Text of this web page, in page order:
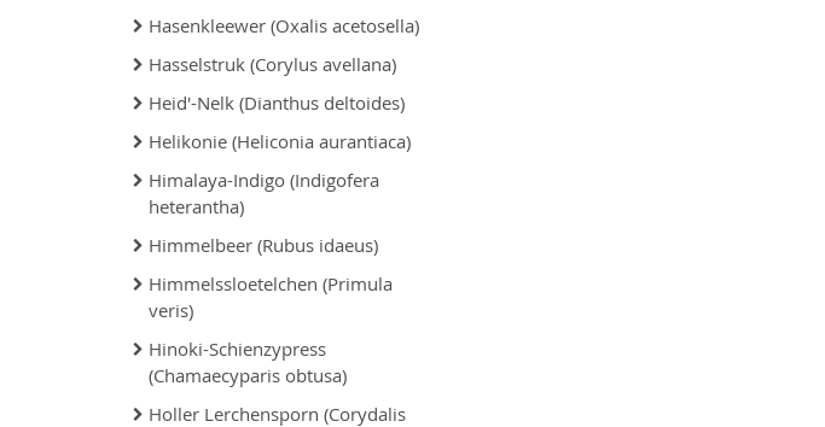
Hasenkleewer (Oxalis acetosella)
Hasselstruk (Corylus avellana)
Heid'-Nelk (Dianthus deltoides)
Helikonie (Heliconia aurantiaca)
Himalaya-Indigo (Indigofera
heterantha)
Himmelbeer (Rubus idaeus)
Himmelssloetelchen (Primula
veris)
Hinoki-Schienzypress
(Chamaecyparis obtusa)
Holler Lerchensporn (Corydalis